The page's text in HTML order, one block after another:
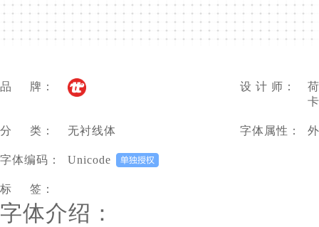
品 牌： 设 计 师：
分 类： 无衬线体 字体属性：
字体编码： Unicode
标 签：
字体介绍：